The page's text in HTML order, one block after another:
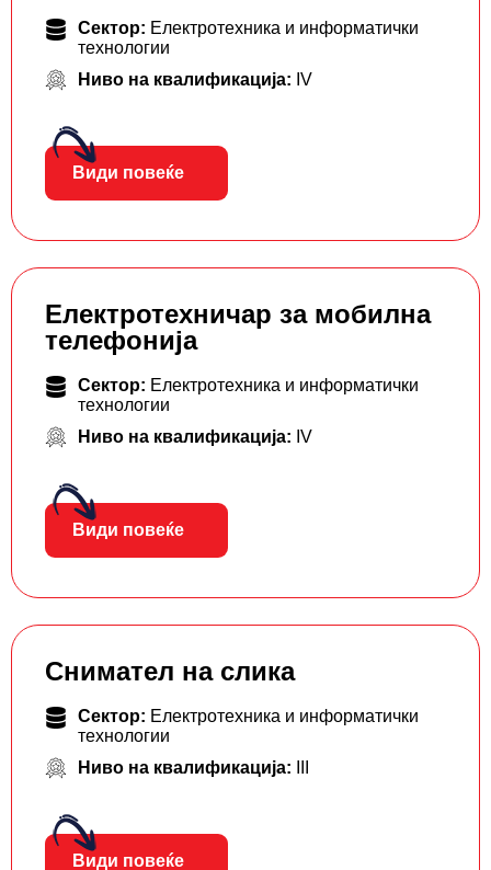
Сектор: Електротехника и информатички
технологии
Ниво на квалификација: IV
Види повеќе
Електротехничар за мобилна
телефонија
Сектор: Електротехника и информатички
технологии
Ниво на квалификација: IV
Види повеќе
Снимател на слика
Сектор: Електротехника и информатички
технологии
Ниво на квалификација:
Види повеќе